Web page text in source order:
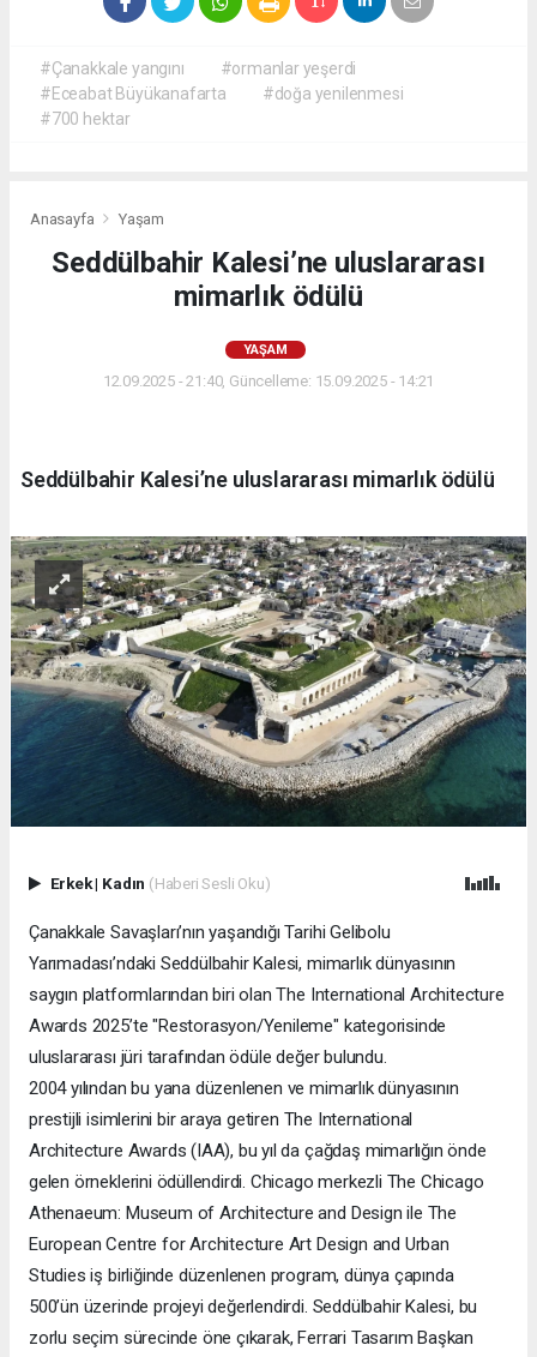
#Çanakkale yangını
#ormanlar yeşerdi
#Eceabat Büyükanafarta
#doğa yenilenmesi
#700 hektar
Anasayfa Yaşam
Seddülbahir Kalesi’ne uluslararası
mimarlık ödülü
YAŞAM
12.09.2025 - 21:40, Güncelleme: 15.09.2025 - 14:21
Seddülbahir Kalesi’ne uluslararası mimarlık ödülü
Erkek| Kadın (Haberi Sesli Oku)
Çanakkale Savaşları’nın yaşandığı Tarihi Gelibolu
Yarımadası’ndaki Seddülbahir Kalesi, mimarlık dünyasının
saygın platformlarından biri olan The International Architecture
Awards 2025’te "Restorasyon/Yenileme" kategorisinde
uluslararası jüri tarafından ödüle değer bulundu.
2004 yılından bu yana düzenlenen ve mimarlık dünyasının
prestijli isimlerini bir araya getiren The International
Architecture Awards (IAA), bu yıl da çağdaş mimarlığın önde
gelen örneklerini ödüllendirdi. Chicago merkezli The Chicago
Athenaeum: Museum of Architecture and Design ile The
European Centre for Architecture Art Design and Urban
Studies iş birliğinde düzenlenen program, dünya çapında
500’ün üzerinde projeyi değerlendirdi. Seddülbahir Kalesi, bu
zorlu seçim sürecinde öne çıkarak, Ferrari Tasarım Başkan